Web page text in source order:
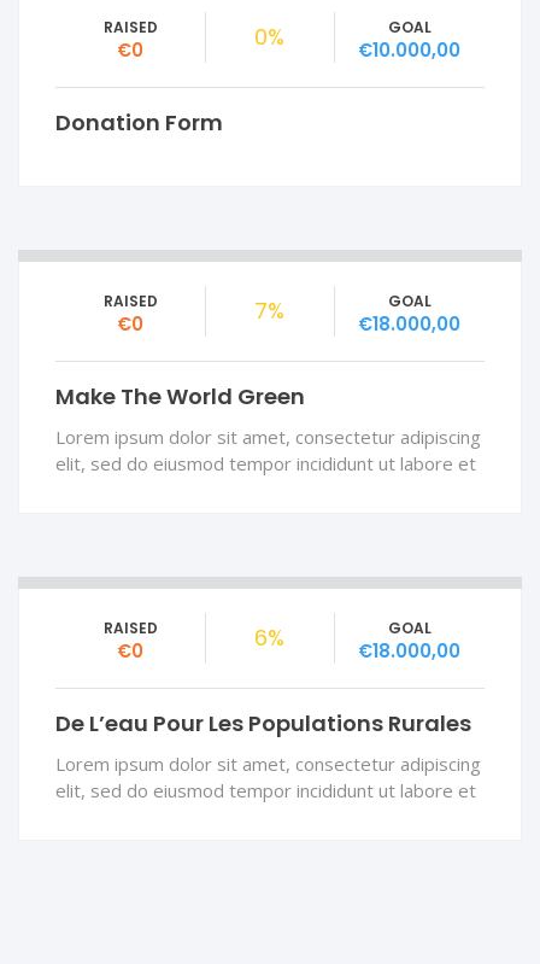
RAISED
€0 0% GOAL
€10.000,00
Donation Form
RAISED
€0 7% GOAL
€18.000,00
Make The World Green
Lorem ipsum dolor sit amet, consectetur adipiscing
elit, sed do eiusmod tempor incididunt ut labore et
RAISED
€0 6% GOAL
€18.000,00
De L’eau Pour Les Populations Rurales
Lorem ipsum dolor sit amet, consectetur adipiscing
elit, sed do eiusmod tempor incididunt ut labore et